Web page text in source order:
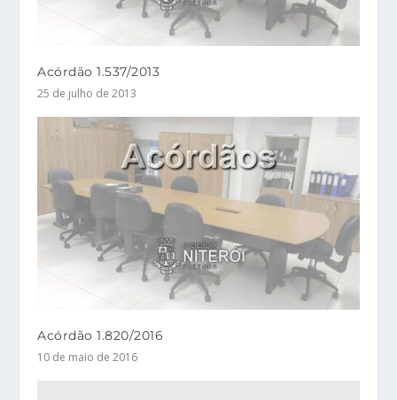
Acórdão 1.537/2013
25 de julho de 2013
Acórdão 1.820/2016
10 de maio de 2016